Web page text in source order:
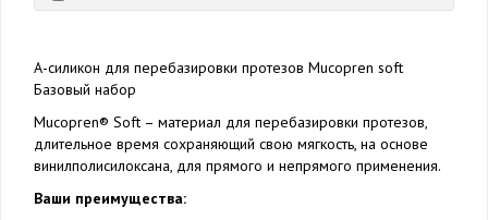
А-силикон для перебазировки протезов Mucopren soft
Базовый набор
Mucopren® Soft – материал для перебазировки протезов,
длительное время сохраняющий свою мягкость, на основе
винилполисилоксана, для прямого и непрямого применения.
Ваши преимущества: